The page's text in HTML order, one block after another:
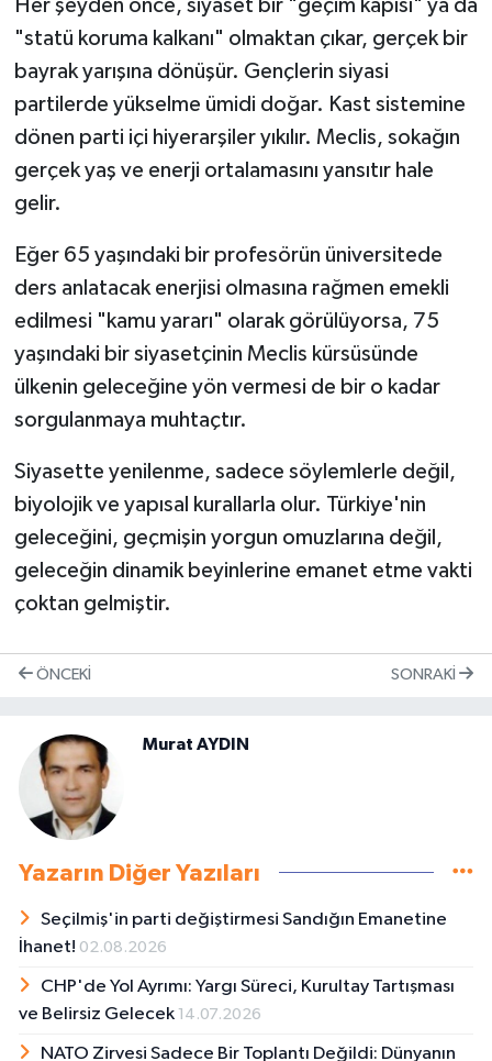
Her şeyden önce, siyaset bir "geçim kapısı" ya da
"statü koruma kalkanı" olmaktan çıkar, gerçek bir
bayrak yarışına dönüşür. Gençlerin siyasi
partilerde yükselme ümidi doğar. Kast sistemine
dönen parti içi hiyerarşiler yıkılır. Meclis, sokağın
gerçek yaş ve enerji ortalamasını yansıtır hale
gelir.
Eğer 65 yaşındaki bir profesörün üniversitede
ders anlatacak enerjisi olmasına rağmen emekli
edilmesi "kamu yararı" olarak görülüyorsa, 75
yaşındaki bir siyasetçinin Meclis kürsüsünde
ülkenin geleceğine yön vermesi de bir o kadar
sorgulanmaya muhtaçtır.
Siyasette yenilenme, sadece söylemlerle değil,
biyolojik ve yapısal kurallarla olur. Türkiye'nin
geleceğini, geçmişin yorgun omuzlarına değil,
geleceğin dinamik beyinlerine emanet etme vakti
çoktan gelmiştir.
ÖNCEKI SONRAKI
Murat AYDIN
Yazarın Diğer Yazıları
Seçilmiş'in parti değiştirmesi Sandığın Emanetine
İhanet! 02.08.2026
CHP'de Yol Ayrımı: Yargı Süreci, Kurultay Tartışması
ve Belirsiz Gelecek 14.07.2026
NATO Zirvesi Sadece Bir Toplantı Değildi: Dünyanın